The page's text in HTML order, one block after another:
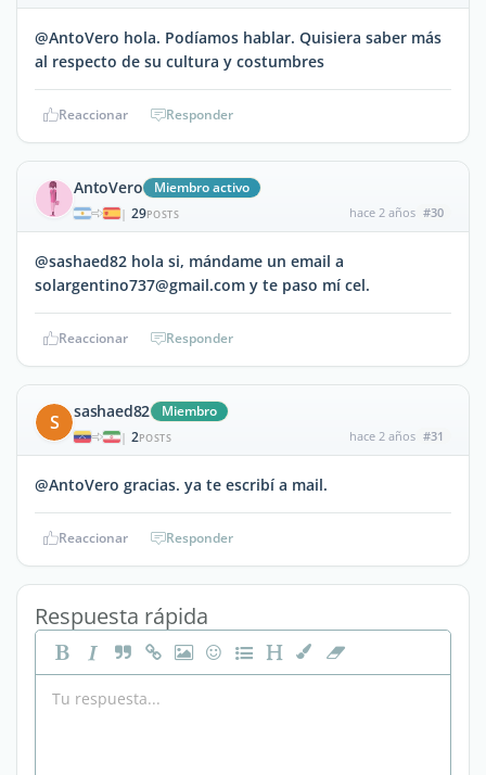
@AntoVero hola. Podíamos hablar. Quisiera saber más
al respecto de su cultura y costumbres
Reaccionar Responder
AntoVero Miembro activo
| 29POSTS hace 2 años #30
@sashaed82 hola si, mándame un email a
solargentino737@gmail.com y te paso mí cel.
Reaccionar Responder
S sashaed82 Miembro
| 2POSTS hace 2 años #31
@AntoVero gracias. ya te escribí a mail.
Reaccionar Responder
Respuesta rápida